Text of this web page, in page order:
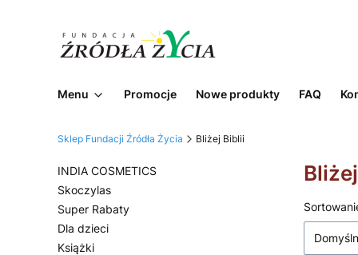
Menu Promocje Nowe produkty FAQ
Sklep Fundacji Źródła Życia Bliżej Biblii
INDIA COSMETICS
Skoczylas
Super Rabaty
Dla dzieci
Książki
Lista